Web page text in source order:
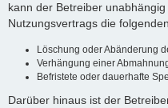
kann der Betreiber
Nutzungsvertrags die
Löschung oder Abänderung
Verhängung einer
Befristete oder dauerhafte
Darüber hinaus ist der